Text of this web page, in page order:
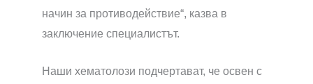
начин за противодействие“, казва в
заключение специалистът.
Наши хематолози подчертават, че освен с